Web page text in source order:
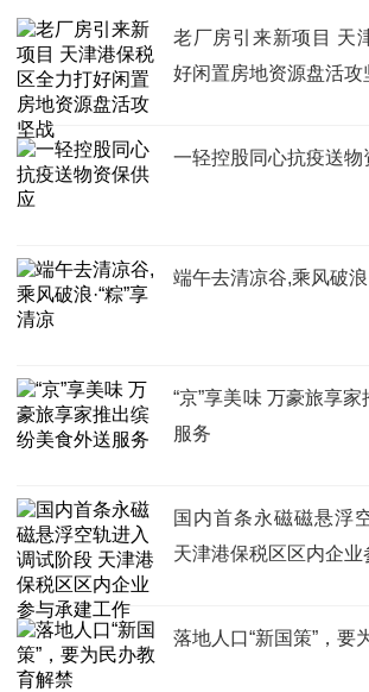
老厂房引来新项目 天
好闲置房地资源盘活攻
一轻控股同心抗疫送物
端午去清凉谷,乘风破浪
“京”享美味 万豪旅享
服务
国内首条永磁磁悬浮
天津港保税区区内企
落地人口“新国策”，要